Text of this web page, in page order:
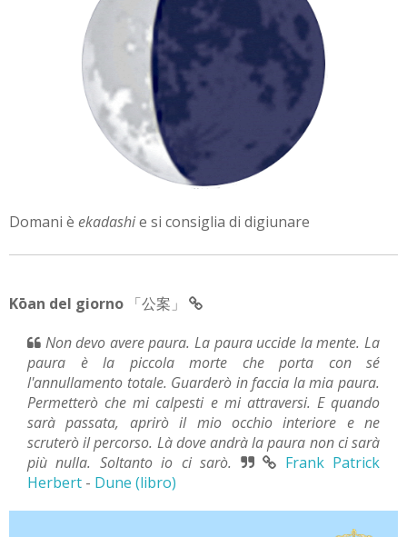
Domani è ekadashie si consiglia di digiunare
Kōan del giorno 「公案」
Non devo avere paura. La paura uccide la mente. La
paura è la piccola morte che porta con sé
l'annullamento totale. Guarderò in faccia la mia paura.
Permetterò che mi calpesti e mi attraversi. E quando
sarà passata, aprirò il mio occhio interiore e ne
scruterò il percorso. Là dove andrà la paura non ci sarà
più nulla. Soltanto io ci sarò.
Frank Patrick
Herbert - Dune (libro)